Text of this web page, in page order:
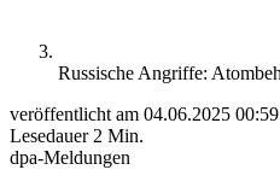
Russische Angriffe:
veröffentlicht am 04.06.2025 00:59
Lesedauer 2 Min.
dpa-Meldungen